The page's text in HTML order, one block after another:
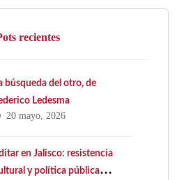
recientes
búsqueda del otro, de
Ledesma
20 mayo, 2026
en Jalisco: resistencia
y política pública